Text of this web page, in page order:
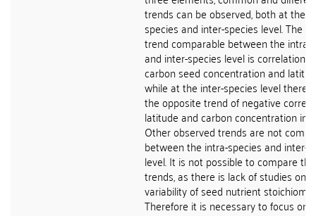
trends can be observed, both at the
species and inter-species level. The
trend comparable between the intra-
and inter-species level is correlation of
carbon seed concentration and
while at the inter-species level there
the opposite trend of negative
latitude and carbon concentration in
Other observed trends are not
between the intra-species and inter-
level. It is not possible to compare
trends, as there is lack of studies on
variability of seed nutrient
Therefore it is necessary to focus on